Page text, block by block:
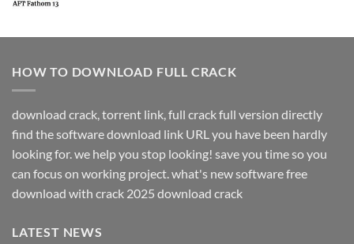
HOW TO DOWNLOAD FULL CRACK
download crack, torrent link, full crack full version directly
find the software download link URL you have been hardly
looking for. we help you stop looking! save you time so you
can focus on working project. what's new software free
download with crack 2025 download crack
LATEST NEWS